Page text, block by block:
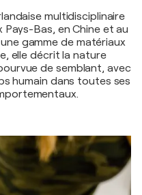
multidisciplinaire
Bas, en Chine et au
gamme de matériaux
elle décrit la nature
de semblant, avec
humain dans toutes ses